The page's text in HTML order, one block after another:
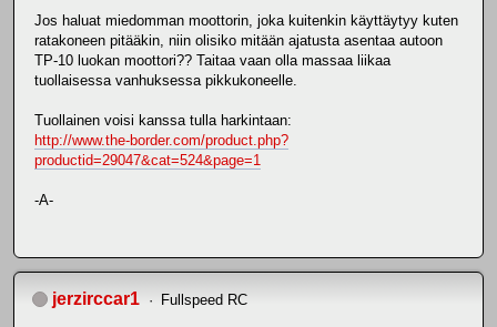
Jos haluat miedomman moottorin, joka kuitenkin käyttäytyy kuten
ratakoneen pitääkin, niin olisiko mitään ajatusta asentaa autoon
TP-10 luokan moottori?? Taitaa vaan olla massaa liikaa
tuollaisessa vanhuksessa pikkukoneelle.
Tuollainen voisi kanssa tulla harkintaan:
http://www.the-border.com/product.php?
productid=29047&cat=524&page=1
-A-
jerzirccar1 Fullspeed RC